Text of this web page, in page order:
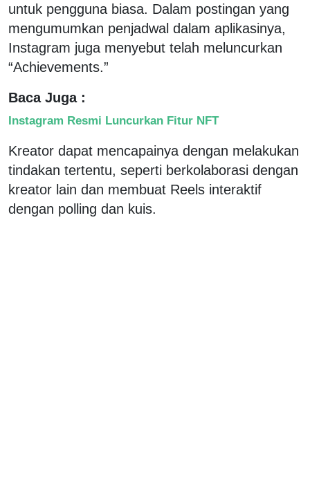
untuk pengguna biasa. Dalam postingan yang
mengumumkan penjadwal dalam aplikasinya,
Instagram juga menyebut telah meluncurkan
“Achievements.”
Baca Juga :
Instagram Resmi Luncurkan Fitur NFT
Kreator dapat mencapainya dengan melakukan
tindakan tertentu, seperti berkolaborasi dengan
kreator lain dan membuat Reels interaktif
dengan polling dan kuis.